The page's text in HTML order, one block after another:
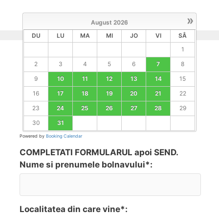
»
August 2026
DU
LU MA MI JO VI
SÂ
1
2
3 4 5 6 7
8
9
10 11 12 13 14
15
16
17 18 19 20 21
22
23
24 25 26 27 28
29
30
31
Powered by Booking Calendar
COMPLETATI FORMULARUL apoi SEND.
Nume si prenumele bolnavului*:
Localitatea din care vine*: